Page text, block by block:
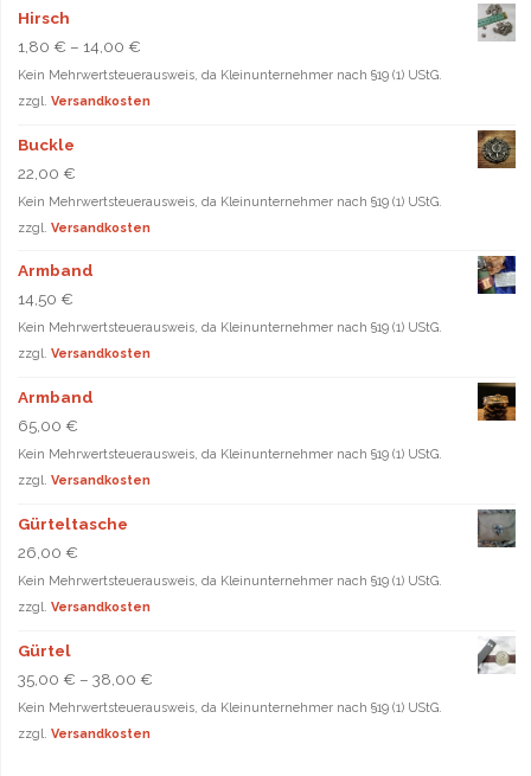
Hirsch
1,80 € – 14,00 €
Kein Mehrwertsteuerausweis, da Kleinunternehmer nach §19 (1) UStG.
zzgl. Versandkosten
Buckle
22,00 €
Kein Mehrwertsteuerausweis, da Kleinunternehmer nach §19 (1) UStG.
zzgl. Versandkosten
Armband
14,50 €
Kein Mehrwertsteuerausweis, da Kleinunternehmer nach §19 (1) UStG.
zzgl. Versandkosten
Armband
65,00 €
Kein Mehrwertsteuerausweis, da Kleinunternehmer nach §19 (1) UStG.
zzgl. Versandkosten
Gürteltasche
26,00 €
Kein Mehrwertsteuerausweis, da Kleinunternehmer nach §19 (1) UStG.
zzgl. Versandkosten
Gürtel
35,00 € – 38,00 €
Kein Mehrwertsteuerausweis, da Kleinunternehmer nach §19 (1) UStG.
zzgl. Versandkosten